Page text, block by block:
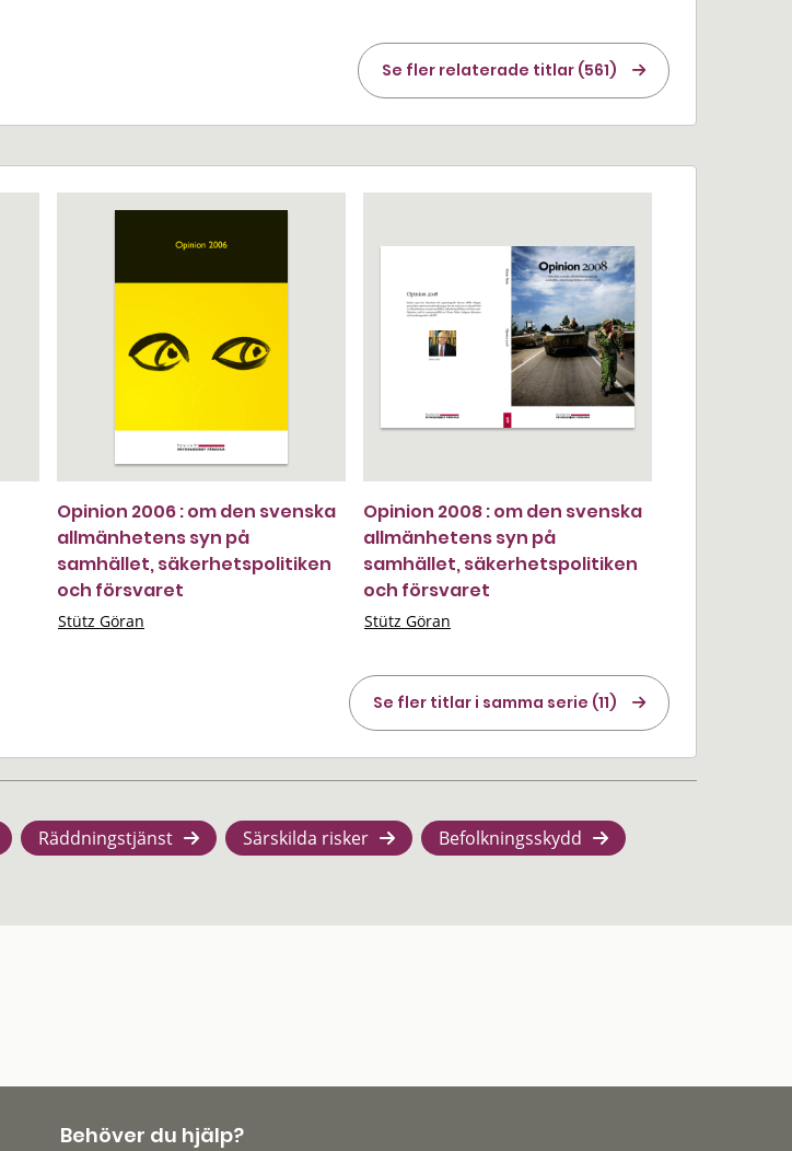
Se fler relaterade titlar (561)
Opinion 2006 : om den svenska
allmänhetens syn på
samhället, säkerhetspolitiken
och försvaret
Stütz Göran
Opinion 2008 : om den svenska
allmänhetens syn på
samhället, säkerhetspolitiken
och försvaret
Stütz Göran
Se fler titlar i samma serie (11)
Räddningstjänst Särskilda risker Befolkningsskydd
Behöver du hjälp?